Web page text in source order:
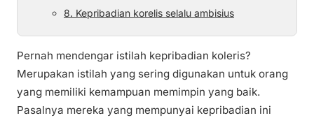
8. Kepribadian korelis selalu ambisius
Pernah mendengar istilah kepribadian koleris?
Merupakan istilah yang sering digunakan untuk orang
yang memiliki kemampuan memimpin yang baik.
Pasalnya mereka yang mempunyai kepribadian ini